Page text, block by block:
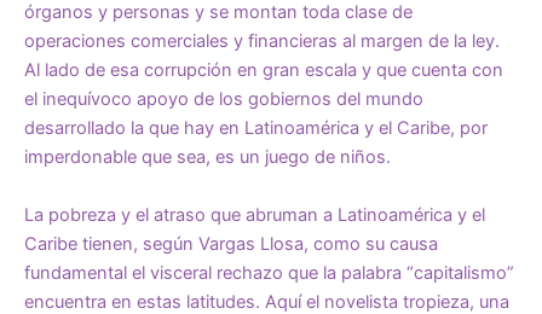
órganos y personas y se montan toda clase de
operaciones comerciales y financieras al margen de la ley.
Al lado de esa corrupción en gran escala y que cuenta con
el inequívoco apoyo de los gobiernos del mundo
desarrollado la que hay en Latinoamérica y el Caribe, por
imperdonable que sea, es un juego de niños.
La pobreza y el atraso que abruman a Latinoamérica y el
Caribe tienen, según Vargas Llosa, como su causa
fundamental el visceral rechazo que la palabra “capitalismo”
encuentra en estas latitudes. Aquí el novelista tropieza, una